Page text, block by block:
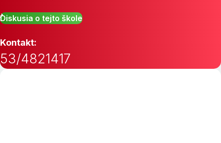
Diskusia o tejto škole
Kontakt:
53/4821417